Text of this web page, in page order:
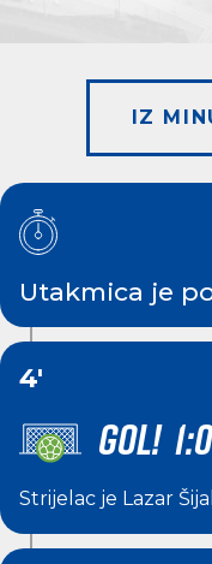
IZ
Utakmica je
4'
GOL! 1:0
Strijelac je Lazar